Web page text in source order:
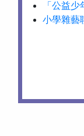
「公益
小學雜藝